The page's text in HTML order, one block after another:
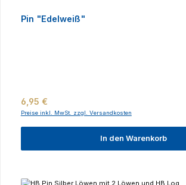
Pin "Edelweiß"
Regulärer Preis:
6,95 €
Preise inkl. MwSt. zzgl. Versandkosten
In den Warenkorb